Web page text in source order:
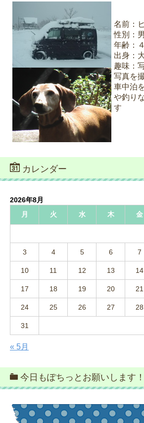
名前：
性別：男
年齢：
出身：
趣味：
写真を
車中泊
や釣り
す
カレンダー
2026年8月
月
火 水 木 金
3 4 5 6 7
10 11 12 13 14
17 18 19 20 21
24 25 26 27 28
31
« 5月
今日もぽちっとお願いします！